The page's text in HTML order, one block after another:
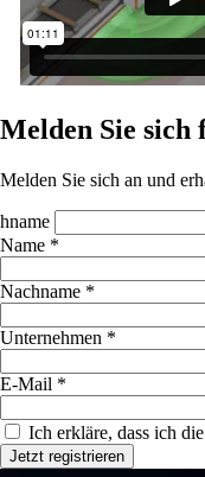
Melden Sie sich
Melden Sie sich an und
hname
Name *
Nachname *
Unternehmen *
E-Mail *
Ich erkläre, dass ich die
Jetzt registrieren